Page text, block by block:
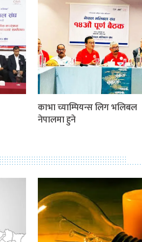
काभा च्याम्पियन्स लिग भलिबल
नेपालमा हुने